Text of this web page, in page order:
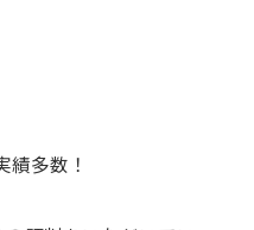
績多数！